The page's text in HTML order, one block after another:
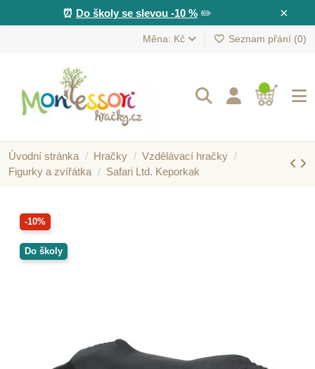
×
⏰ Do školy se slevou -10 %✏️
Měna: Kč Seznam přání (0)
Úvodní stránka Hračky
Vzdělávací hračky
Figurky a zvířátka
Safari Ltd. Keporkak
-10%
Do školy